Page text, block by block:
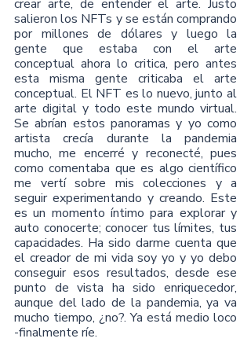
crear arte, de entender el arte. Justo
salieron los NFTs y se están comprando
por millones de dólares y luego la
gente que estaba con el arte
conceptual ahora lo critica, pero antes
esta misma gente criticaba el arte
conceptual. El NFT es lo nuevo, junto al
arte digital y todo este mundo virtual.
Se abrían estos panoramas y yo como
artista crecía durante la pandemia
mucho, me encerré y reconecté, pues
como comentaba que es algo científico
me vertí sobre mis colecciones y a
seguir experimentando y creando. Este
es un momento íntimo para explorar y
auto conocerte; conocer tus límites, tus
capacidades. Ha sido darme cuenta que
el creador de mi vida soy yo y yo debo
conseguir esos resultados, desde ese
punto de vista ha sido enriquecedor,
aunque del lado de la pandemia, ya va
mucho tiempo, ¿no?. Ya está medio loco
-finalmente ríe.